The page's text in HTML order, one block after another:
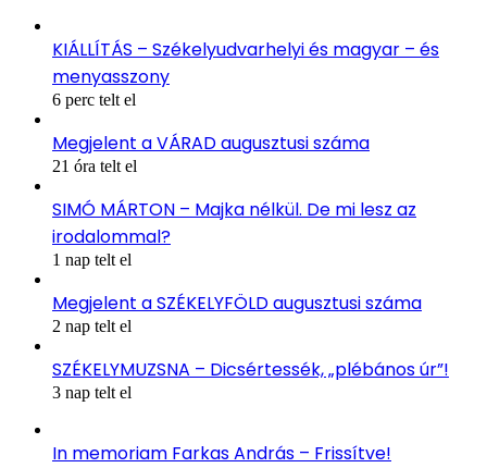
KIÁLLÍTÁS – Székelyudvarhelyi és magyar – és
menyasszony
6 perc telt el
Megjelent a VÁRAD augusztusi száma
21 óra telt el
SIMÓ MÁRTON – Majka nélkül. De mi lesz az
irodalommal?
1 nap telt el
Megjelent a SZÉKELYFÖLD augusztusi száma
2 nap telt el
SZÉKELYMUZSNA – Dicsértessék, „plébános úr”!
3 nap telt el
In memoriam Farkas András – Frissítve!